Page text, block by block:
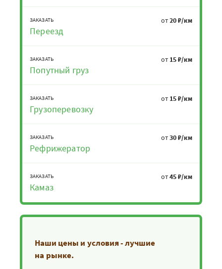
ЗАКАЗАТЬ
Переезд
от20 ₽/км
ЗАКАЗАТЬ
Попутный груз
от 15 ₽/км
ЗАКАЗАТЬ
Грузоперевозку
от 15 ₽/км
ЗАКАЗАТЬ
Рефрижератор
от30 ₽/км
ЗАКАЗАТЬ
Камаз
от45 ₽/км
Наши цены и условия - лучшие
на рынке.